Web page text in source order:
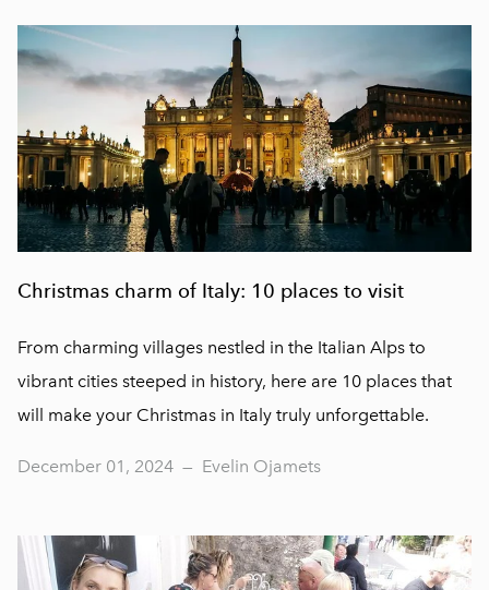
Christmas charm of Italy: 10 places to visit
From charming villages nestled in the Italian Alps to
vibrant cities steeped in history, here are 10 places that
will make your Christmas in Italy truly unforgettable.
December 01, 2024 — Evelin Ojamets